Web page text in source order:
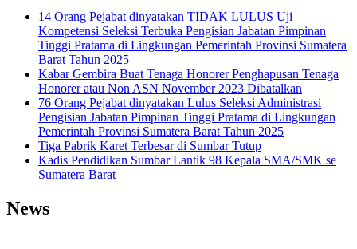
14 Orang Pejabat dinyatakan TIDAK LULUS Uji
Kompetensi Seleksi Terbuka Pengisian Jabatan Pimpinan
Tinggi Pratama di Lingkungan Pemerintah Provinsi Sumatera
Barat Tahun 2025
Kabar Gembira Buat Tenaga Honorer Penghapusan Tenaga
Honorer atau Non ASN November 2023 Dibatalkan
76 Orang Pejabat dinyatakan Lulus Seleksi Administrasi
Pengisian Jabatan Pimpinan Tinggi Pratama di Lingkungan
Pemerintah Provinsi Sumatera Barat Tahun 2025
Tiga Pabrik Karet Terbesar di Sumbar Tutup
Kadis Pendidikan Sumbar Lantik 98 Kepala SMA/SMK se
Sumatera Barat
News